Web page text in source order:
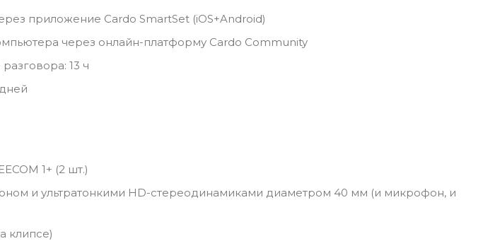
приложение Cardo SmartSet (iOS+Android)
через онлайн-платформу Cardo Community
13 ч
1+ (2 шт.)
и ультратонкими HD-стереодинамиками диаметром 40 мм (и микрофон, и
клипсе)